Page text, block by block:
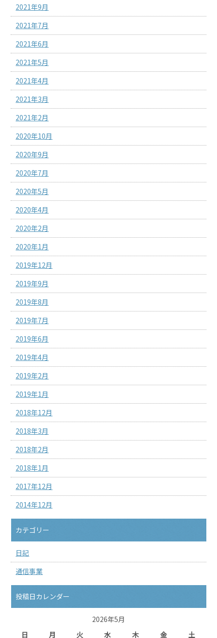
2021年9月
2021年7月
2021年6月
2021年5月
2021年4月
2021年3月
2021年2月
2020年10月
2020年9月
2020年7月
2020年5月
2020年4月
2020年2月
2020年1月
2019年12月
2019年9月
2019年8月
2019年7月
2019年6月
2019年4月
2019年2月
2019年1月
2018年12月
2018年3月
2018年2月
2018年1月
2017年12月
2014年12月
カテゴリー
日記
通信事業
投稿日カレンダー
2026年5月
日
月 火 水 木 金 土